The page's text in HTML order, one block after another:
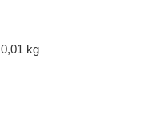
0,01 kg